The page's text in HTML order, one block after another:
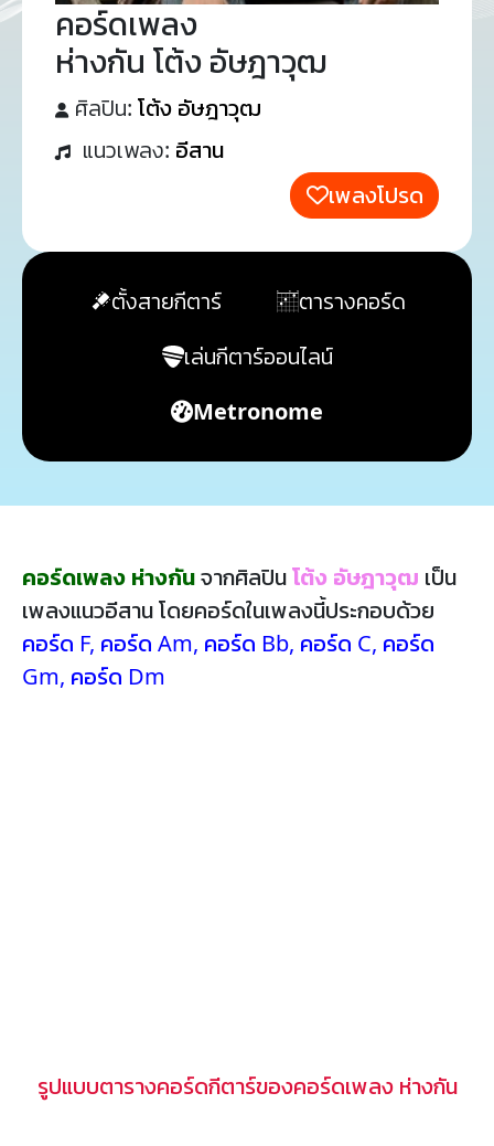
คอร์ดเพลง
ห่างกัน โต้ง อัษฎาวุฒ
ศิลปิน: โต้ง อัษฎาวุฒ
แนวเพลง: อีสาน
เพลงโปรด
ตั้งสายกีตาร์
ตารางคอร์ด
เล่นกีตาร์ออนไลน์
Metronome
คอร์ดเพลง ห่างกันจากศิลปินโต้ง อัษฎาวุฒ เป็น
เพลงแนวอีสาน โดยคอร์ดในเพลงนี้ประกอบด้วย
คอร์ด F, คอร์ด Am, คอร์ด Bb, คอร์ด C, คอร์ด
Gm, คอร์ด Dm
รูปแบบตารางคอร์ดกีตาร์ของคอร์ดเพลง ห่างกัน